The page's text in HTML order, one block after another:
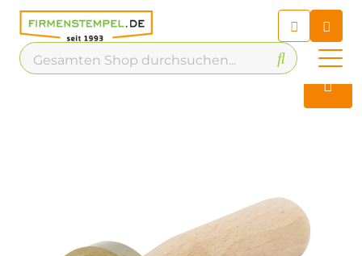
Chatbot
Chatten Sie 24/7 mit unserem
hilfreichen Chatbot
Kontakt